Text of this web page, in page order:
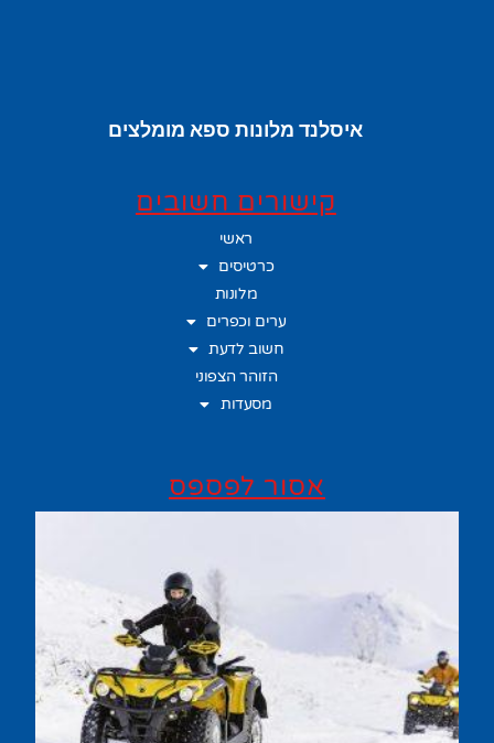
איסלנד מלונות ספא מומלצים
קישורים חשובים
ראשי
כרטיסים
מלונות
ערים וכפרים
חשוב לדעת
הזוהר הצפוני
מסעדות
אסור לפספס